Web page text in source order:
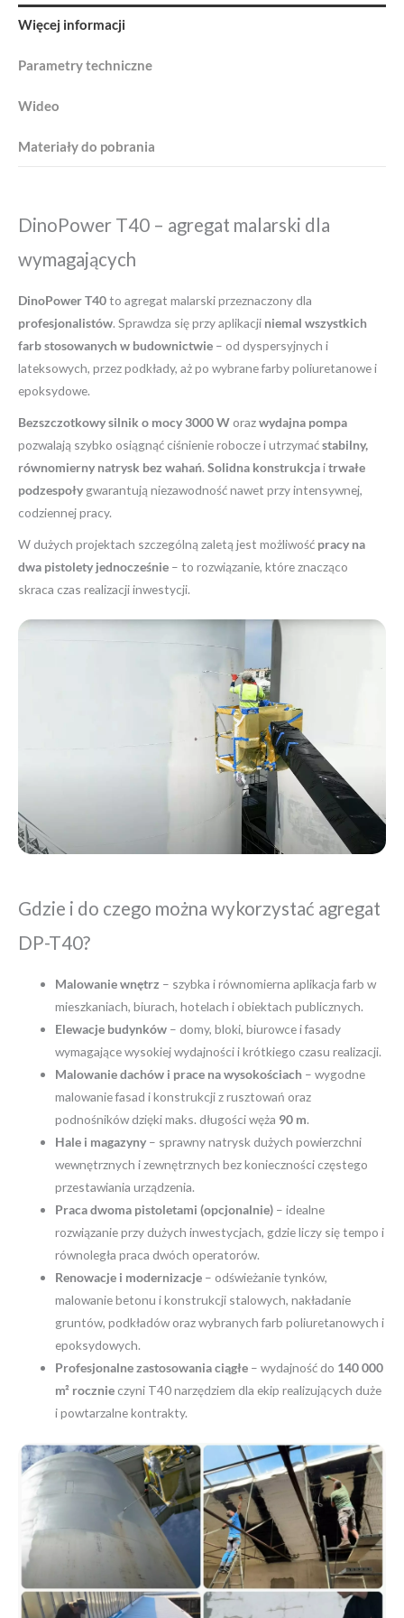
POKAŻ SZCZEGÓŁY
zakupie.
POKAŻ SZCZEGÓŁY
SKONTAKTUJ SIĘ Z NAMI
okresem spłaty.
SKONTAKTUJ SIĘ Z NAMI
Więcej informacji
Parametry techniczne
Wideo
Materiały do pobrania
DinoPower T40 – agregat malarski dla
wymagających
DinoPower T40to agregat malarski przeznaczony dla
profesjonalistów. Sprawdza się przy aplikacji niemal wszystkich
farb stosowanych w budownictwie – od dyspersyjnych i
lateksowych, przez podkłady, aż po wybrane farby poliuretanowe i
epoksydowe.
Bezszczotkowy silnik o mocy 3000 W orazwydajna pompa
pozwalają szybko osiągnąć ciśnienie robocze i utrzymaćstabilny,
równomierny natrysk bez wahań. Solidna konstrukcjaitrwałe
podzespoły gwarantują niezawodność nawet przy intensywnej,
codziennej pracy.
W dużych projektach szczególną zaletą jest możliwość pracy na
dwa pistolety jednocześnie – to rozwiązanie, które znacząco
skraca czas realizacji inwestycji.
Gdzie i do czego można wykorzystać agregat
DP-T40?
Malowanie wnętrz – szybka i równomierna aplikacja farb w
mieszkaniach, biurach, hotelach i obiektach publicznych.
Elewacje budynków – domy, bloki, biurowce i fasady
wymagające wysokiej wydajności i krótkiego czasu realizacji.
Malowanie dachów i prace na wysokościach – wygodne
malowanie fasad i konstrukcji z rusztowań oraz
podnośników dzięki maks. długości węża 90 m.
Hale i magazyny – sprawny natrysk dużych powierzchni
wewnętrznych i zewnętrznych bez konieczności częstego
przestawiania urządzenia.
Praca dwoma pistoletami (opcjonalnie) – idealne
rozwiązanie przy dużych inwestycjach, gdzie liczy się tempo i
równoległa praca dwóch operatorów.
Renowacje i modernizacje – odświeżanie tynków,
malowanie betonu i konstrukcji stalowych, nakładanie
gruntów, podkładów oraz wybranych farb poliuretanowych i
epoksydowych.
Profesjonalne zastosowania ciągłe – wydajność do 140 000
m² rocznie czyni T40 narzędziem dla ekip realizujących duże
i powtarzalne kontrakty.